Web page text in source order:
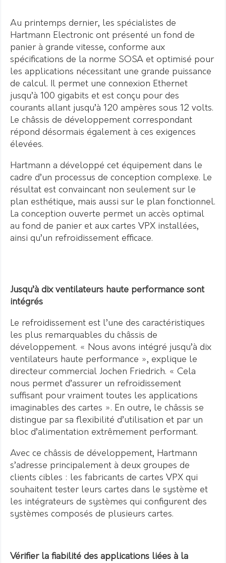
Au printemps dernier, les spécialistes de
Hartmann Electronic ont présenté un fond de
panier à grande vitesse, conforme aux
spécifications de la norme SOSA et optimisé pour
les applications nécessitant une grande puissance
de calcul. Il permet une connexion Ethernet
jusqu’à 100 gigabits et est conçu pour des
courants allant jusqu’à 120 ampères sous 12 volts.
Le châssis de développement correspondant
répond désormais également à ces exigences
élevées.
Hartmann a développé cet équipement dans le
cadre d’un processus de conception complexe. Le
résultat est convaincant non seulement sur le
plan esthétique, mais aussi sur le plan fonctionnel.
La conception ouverte permet un accès optimal
au fond de panier et aux cartes VPX installées,
ainsi qu’un refroidissement efficace.
Jusqu’à dix ventilateurs haute performance sont
intégrés
Le refroidissement est l’une des caractéristiques
les plus remarquables du châssis de
développement. « Nous avons intégré jusqu’à dix
ventilateurs haute performance », explique le
directeur commercial Jochen Friedrich. « Cela
nous permet d’assurer un refroidissement
suffisant pour vraiment toutes les applications
imaginables des cartes ». En outre, le châssis se
distingue par sa flexibilité d’utilisation et par un
bloc d’alimentation extrêmement performant.
Avec ce châssis de développement, Hartmann
s’adresse principalement à deux groupes de
clients cibles : les fabricants de cartes VPX qui
souhaitent tester leurs cartes dans le système et
les intégrateurs de systèmes qui configurent des
systèmes composés de plusieurs cartes.
Vérifier la fiabilité des applications liées à la